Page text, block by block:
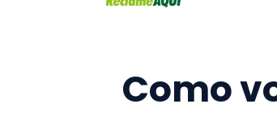
Como